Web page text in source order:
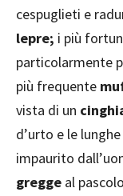
cespuglieti e
lepre; i più
particolarmente
più frequente
vista di un
d’urto e le
impaurito
gregge al